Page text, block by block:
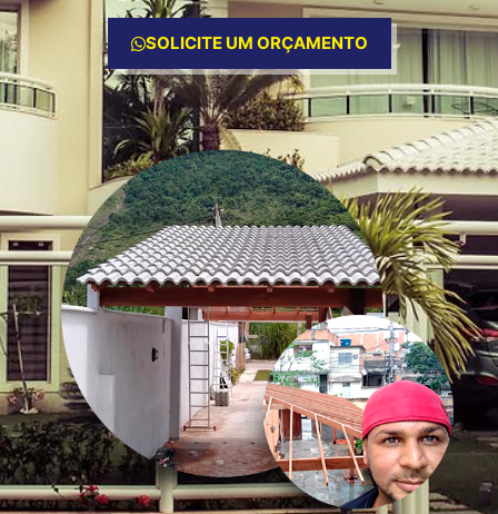
SOLICITE UM ORÇAMENTO